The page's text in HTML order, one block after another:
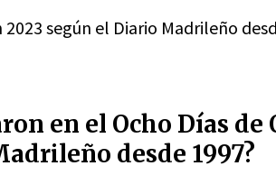
según el Diario Madrileño
en el Ocho Días de
desde 1997?